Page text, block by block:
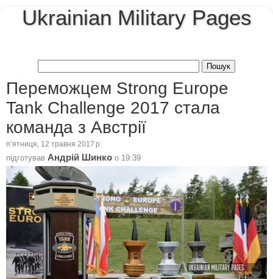
Ukrainian Military Pages
Переможцем Strong Europe
Tank Challenge 2017 стала
команда з Австрії
пʼятниця, 12 травня 2017 р.
підготував Андрій Шинко о 19:39